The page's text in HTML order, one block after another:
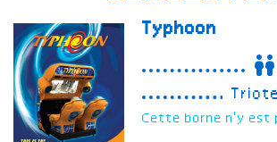
Typhoon
Cette borne n'y est